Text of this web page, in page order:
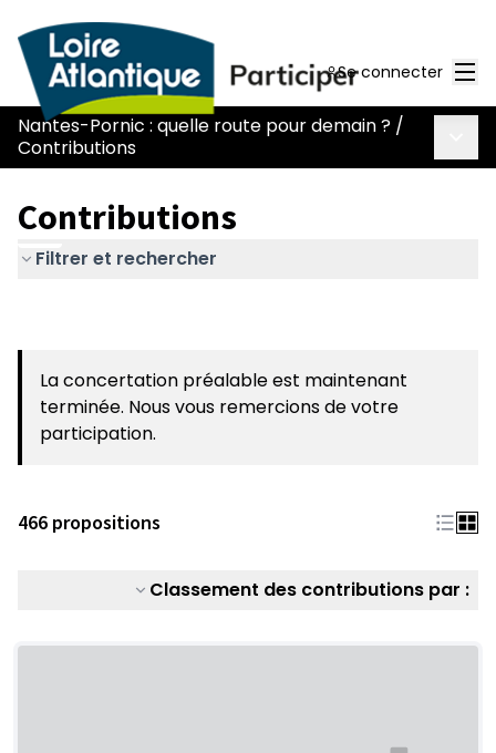
Se connecter
Nantes-Pornic : quelle route pour demain ? /
Contributions
Contributions
Filtrer et rechercher
La concertation préalable est maintenant
terminée. Nous vous remercions de votre
participation.
466 propositions
Classement des contributions par :